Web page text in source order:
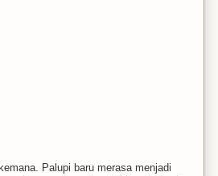
Palupi baru merasa menjadi